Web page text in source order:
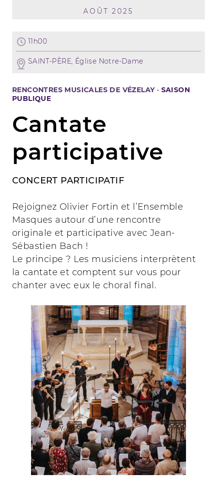
AOÛT 2025
11h00
SAINT-PÈRE, Église Notre-Dame
RENCONTRES MUSICALES DE VÉZELAY· SAISON
PUBLIQUE
Cantate
participative
CONCERT PARTICIPATIF
Rejoignez Olivier Fortin et l’Ensemble
Masques autour d’une rencontre
originale et participative avec Jean-
Sébastien Bach !
Le principe ? Les musiciens interprètent
la cantate et comptent sur vous pour
chanter avec eux le choral final.